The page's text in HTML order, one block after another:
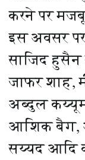
करने पर
इस अवसर
साजिद हुसैन
जाफर शाह,
अब्दुल
आशिक बैग,
सय्यद आदि